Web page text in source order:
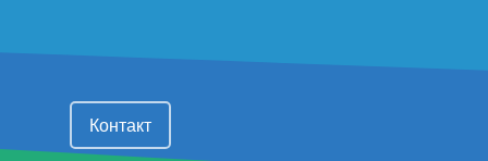
FOOTER MENU
Контакт